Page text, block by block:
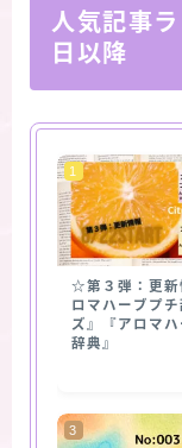
人気記事
日以降
☆第３弾：更新
ロマハーブプチ
ズ』『アロマハ
辞典』